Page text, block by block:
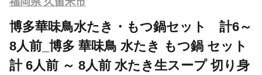
博多華味鳥水たき・もつ鍋セット 計6～
8人前_博多 華味鳥 水たき もつ鍋 セット
計 6人前 ～ 8人前 水たき生スープ 切り身